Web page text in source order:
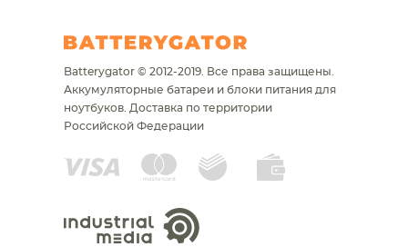
Batterygator © 2012-2019. Все права защищены.
Аккумуляторные батареи и блоки питания для
ноутбуков. Доставка по территории
Российской Федерации